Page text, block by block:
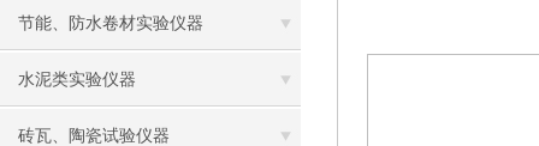
节能、防水卷材实验仪器
水泥类实验仪器
砖瓦、陶瓷试验仪器